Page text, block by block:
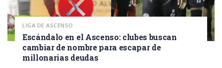
LIGA DE ASCENSO
Escándalo en el Ascenso: clubes buscan
cambiar de nombre para escapar de
millonarias deudas